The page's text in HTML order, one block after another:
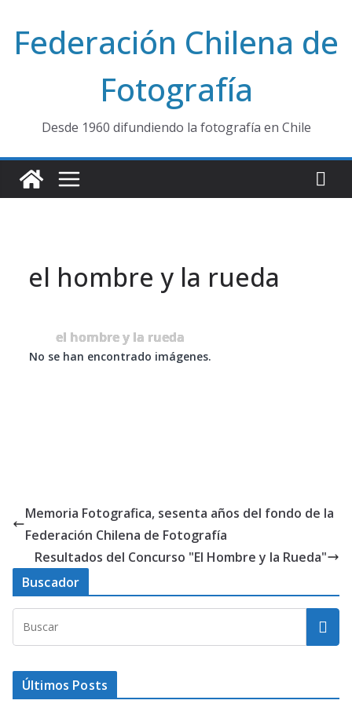
contenido
Federación Chilena de
Fotografía
Desde 1960 difundiendo la fotografía en Chile
el hombre y la rueda
el hombre y la rueda
No se han encontrado imágenes.
Memoria Fotografica, sesenta años del fondo de la
Federación Chilena de Fotografía
Resultados del Concurso "El Hombre y la Rueda"
Buscador
Últimos Posts